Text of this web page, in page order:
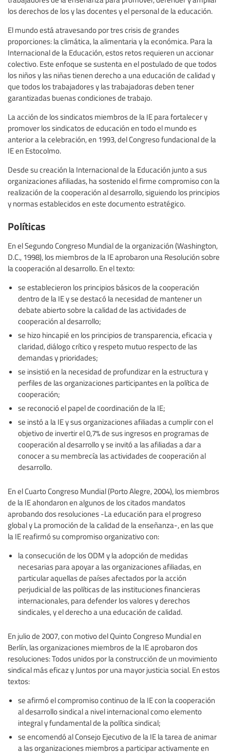
los derechos de los y las docentes y el personal de la educación.
El mundo está atravesando por tres crisis de grandes
proporciones: la climática, la alimentaria y la económica. Para la
Internacional de la Educación, estos retos requieren un accionar
colectivo. Este enfoque se sustenta en el postulado de que todos
los niños y las niñas tienen derecho a una educación de calidad y
que todos los trabajadores y las trabajadoras deben tener
garantizadas buenas condiciones de trabajo.
La acción de los sindicatos miembros de la IE para fortalecer y
promover los sindicatos de educación en todo el mundo es
anterior a la celebración, en 1993, del Congreso fundacional de la
IE en Estocolmo.
Desde su creación la Internacional de la Educación junto a sus
organizaciones afiliadas, ha sostenido el firme compromiso con la
realización de la cooperación al desarrollo, siguiendo los principios
y normas establecidos en este documento estratégico.
Políticas
En el Segundo Congreso Mundial de la organización (Washington,
D.C., 1998), los miembros de la IE aprobaron una Resolución sobre
la cooperación al desarrollo. En el texto:
se establecieron los principios básicos de la cooperación
dentro de la IE y se destacó la necesidad de mantener un
debate abierto sobre la calidad de las actividades de
cooperación al desarrollo;
se hizo hincapié en los principios de transparencia, eficacia y
claridad, diálogo crítico y respeto mutuo respecto de las
demandas y prioridades;
se insistió en la necesidad de profundizar en la estructura y
perfiles de las organizaciones participantes en la política de
cooperación;
se reconoció el papel de coordinación de la IE;
se instó a la IE y sus organizaciones afiliadas a cumplir con el
objetivo de invertir el 0,7% de sus ingresos en programas de
cooperación al desarrollo y se invitó a las afiliadas a dar a
conocer a su membrecía las actividades de cooperación al
desarrollo.
En el Cuarto Congreso Mundial (Porto Alegre, 2004), los miembros
de la IE ahondaron en algunos de los citados mandatos
aprobando dos resoluciones -La educación para el progreso
global y La promoción de la calidad de la enseñanza-, en las que
la IE reafirmó su compromiso organizativo con:
la consecución de los ODM y la adopción de medidas
necesarias para apoyar a las organizaciones afiliadas, en
particular aquellas de países afectados por la acción
perjudicial de las políticas de las instituciones financieras
internacionales, para defender los valores y derechos
sindicales, y el derecho a una educación de calidad.
En julio de 2007, con motivo del Quinto Congreso Mundial en
Berlín, las organizaciones miembros de la IE aprobaron dos
resoluciones: Todos unidos por la construcción de un movimiento
sindical más eficaz y Juntos por una mayor justicia social. En estos
textos:
se afirmó el compromiso continuo de la IE con la cooperación
al desarrollo sindical a nivel internacional como elemento
integral y fundamental de la política sindical;
se encomendó al Consejo Ejecutivo de la IE la tarea de animar
a las organizaciones miembros a participar activamente en